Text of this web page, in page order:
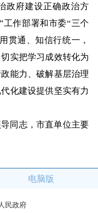
回到顶部
政府建设正确政治方
工作部署和市委“三个
贯通、知信行统一，
实把学习成效转化为
能力、破解基层治理
化建设提供坚实有力
同志，市直单位主要
电脑版
民政府